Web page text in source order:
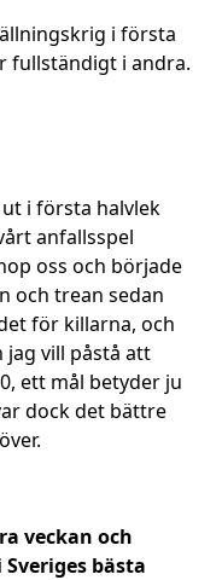
i första
fullständigt i andra.
i första halvlek
anfallsspel
oss och började
och trean sedan
för killarna, och
jag vill påstå att
ett mål betyder ju
dock det bättre
veckan och
bästa